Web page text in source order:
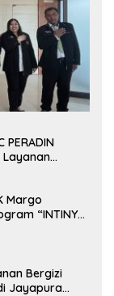
Layanan
Margo
“INTINYA
Bergizi
Jayapura